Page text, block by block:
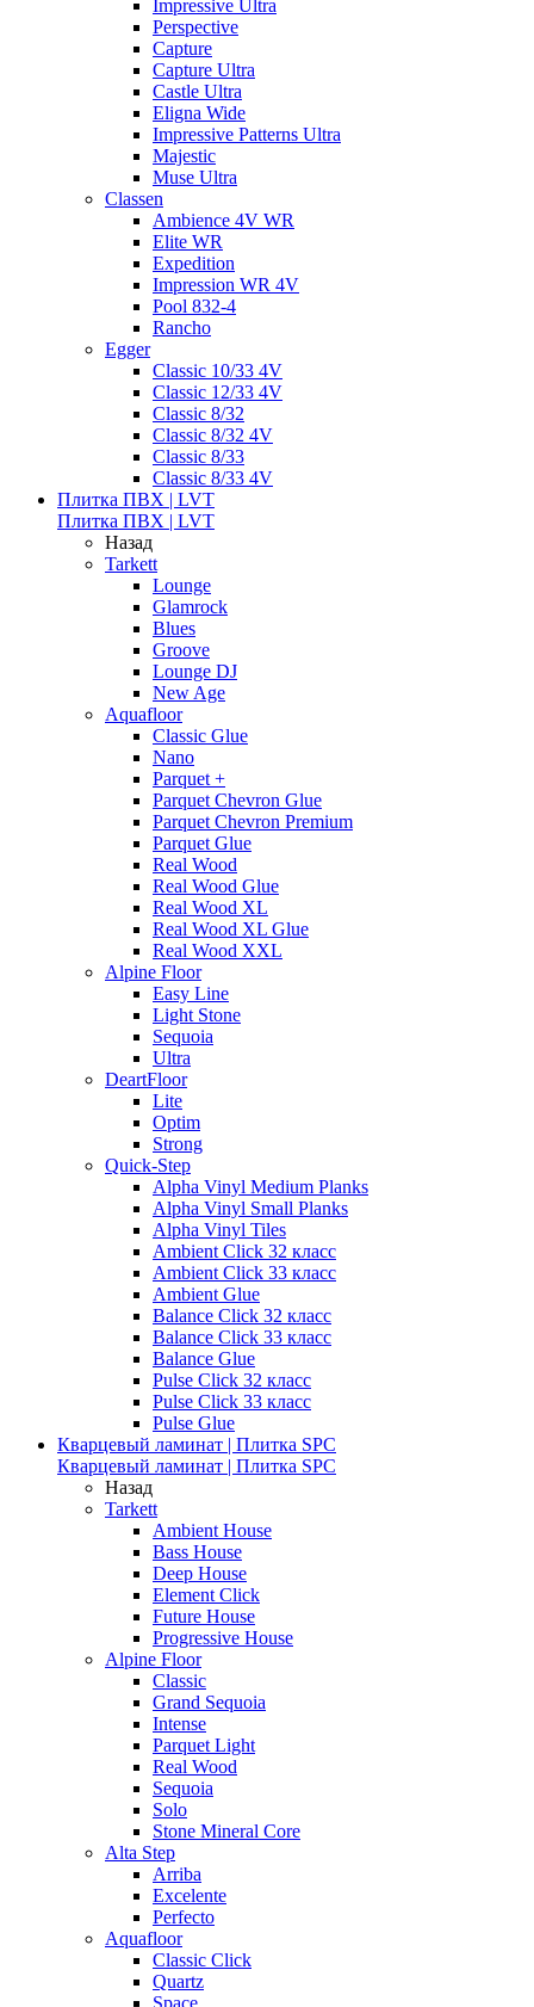
Impressive Ultra
Perspective
Capture
Capture Ultra
Castle Ultra
Eligna Wide
Impressive Patterns Ultra
Majestic
Muse Ultra
Classen
Ambience 4V WR
Elite WR
Expedition
Impression WR 4V
Pool 832-4
Rancho
Egger
Classic 10/33 4V
Classic 12/33 4V
Classic 8/32
Classic 8/32 4V
Classic 8/33
Classic 8/33 4V
Плитка ПВХ | LVT
Плитка ПВХ | LVT
Назад
Tarkett
Lounge
Glamrock
Blues
Groove
Lounge DJ
New Age
Aquafloor
Classic Glue
Nano
Parquet +
Parquet Chevron Glue
Parquet Chevron Premium
Parquet Glue
Real Wood
Real Wood Glue
Real Wood XL
Real Wood XL Glue
Real Wood XXL
Alpine Floor
Easy Line
Light Stone
Sequoia
Ultra
DeartFloor
Lite
Optim
Strong
Quick-Step
Alpha Vinyl Medium Planks
Alpha Vinyl Small Planks
Alpha Vinyl Tiles
Ambient Click 32 класс
Ambient Click 33 класс
Ambient Glue
Balance Click 32 класс
Balance Click 33 класс
Balance Glue
Pulse Click 32 класс
Pulse Click 33 класс
Pulse Glue
Кварцевый ламинат | Плитка SPC
Кварцевый ламинат | Плитка SPC
Назад
Tarkett
Ambient House
Bass House
Deep House
Element Click
Future House
Progressive House
Alpine Floor
Classic
Grand Sequoia
Intense
Parquet Light
Real Wood
Sequoia
Solo
Stone Mineral Core
Alta Step
Arriba
Excelente
Perfecto
Aquafloor
Classic Click
Quartz
Space